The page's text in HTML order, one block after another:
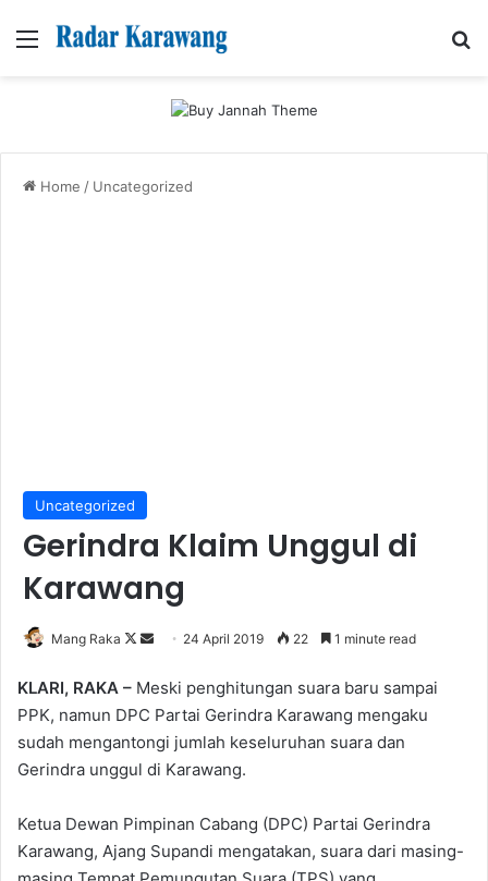
Menu
Home / Uncategorized
Uncategorized
Gerindra Klaim Unggul di
Karawang
Mang Raka
Follow
X
Send
email
24 April 2019 22 1 minute read
KLARI, RAKA – Meski penghitungan suara baru sampai
PPK, namun DPC Partai Gerindra Karawang mengaku
sudah mengantongi jumlah keseluruhan suara dan
Gerindra unggul di Karawang.
Ketua Dewan Pimpinan Cabang (DPC) Partai Gerindra
Karawang, Ajang Supandi mengatakan, suara dari masing-